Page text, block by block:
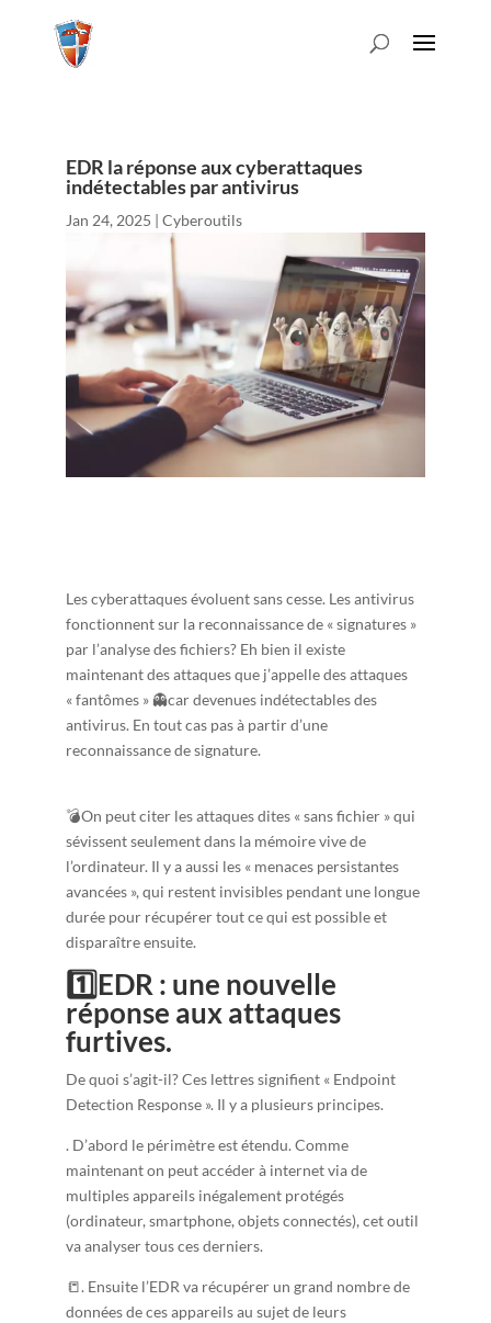
EDR la réponse aux cyberattaques
indétectables par antivirus
Jan 24, 2025 | Cyberoutils
Les cyberattaques évoluent sans cesse. Les antivirus
fonctionnent sur la reconnaissance de « signatures »
par l’analyse des fichiers? Eh bien il existe
maintenant des attaques que j’appelle des attaques
« fantômes » 👻car devenues indétectables des
antivirus. En tout cas pas à partir d’une
reconnaissance de signature.
💣On peut citer les attaques dites « sans fichier » qui
sévissent seulement dans la mémoire vive de
l’ordinateur. Il y a aussi les « menaces persistantes
avancées », qui restent invisibles pendant une longue
durée pour récupérer tout ce qui est possible et
disparaître ensuite.
1️⃣EDR : une nouvelle
réponse aux attaques
furtives.
De quoi s’agit-il? Ces lettres signifient « Endpoint
Detection Response ». Il y a plusieurs principes.
. D’abord le périmètre est étendu. Comme
maintenant on peut accéder à internet via de
multiples appareils inégalement protégés
(ordinateur, smartphone, objets connectés), cet outil
va analyser tous ces derniers.
📒. Ensuite l’EDR va récupérer un grand nombre de
données de ces appareils au sujet de leurs